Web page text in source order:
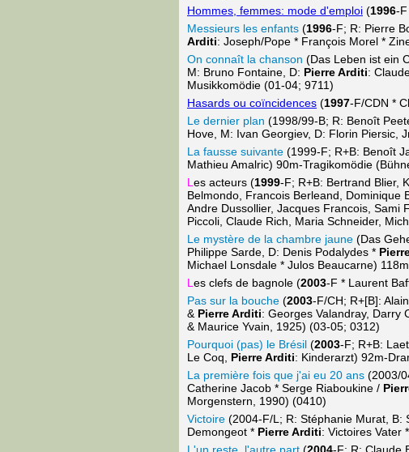
Hommes, femmes: mode d'emploi (1996-
Messieurs les enfants (1996-F; R: Pierre
Arditi: Joseph/Pope * François Morel *
On connaît la chanson (Das Leben ist ein
M: Bruno Fontaine, D: Pierre Arditi:
Musikkomödie (01-04; 9711)
Hasards ou coïncidences (1997-F/CDN *
Le dernier plan (1998/99-B; R: Benoît
Hove, M: Ivan Georgiev, D: Florin Piersic,
La fausse suivante (1999-F; R+B: Benoît
Mathieu Amalric) 90m-Tragikomödie
L es acteurs (1999-F; R+B: Bertrand Blier,
Belmondo, Francois Berleand, Dominique
Andre Dussollier, Jacques Francois, Sami
Piccoli, Claude Rich, Maria Schneider,
Le mystère de la chambre jaune (Das
Philippe Sarde, D: Denis Podalydes *
Michael Lonsdale * Julos Beaucarne)
L es clefs de bagnole (2003-F * Laurent
Pas sur la bouche (2003-F/CH; R+[B]:
& Pierre Arditi: Georges Valandray, Darry
& Maurice Yvain, 1925) (03-05; 0312)
Pourquoi (pas) le Brésil (2003-F; R+B:
Le Coq, Pierre Arditi: Kinderarzt) 92m-
La première fois que j'ai eu 20 ans (2003/
Catherine Jacob * Serge Riaboukine /
Morgenstern, 1990) (0410)
Victoire (2004-F/L; R: Stéphanie Murat, B:
Demongeot * Pierre Arditi: Victoires Vater